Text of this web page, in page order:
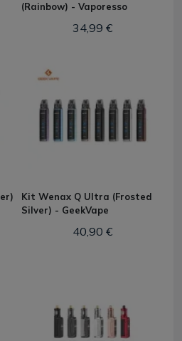
(Rainbow) - Vaporesso
34,99 €
Kit Wenax Q Ultra (Frosted
Silver) - GeekVape
40,90 €